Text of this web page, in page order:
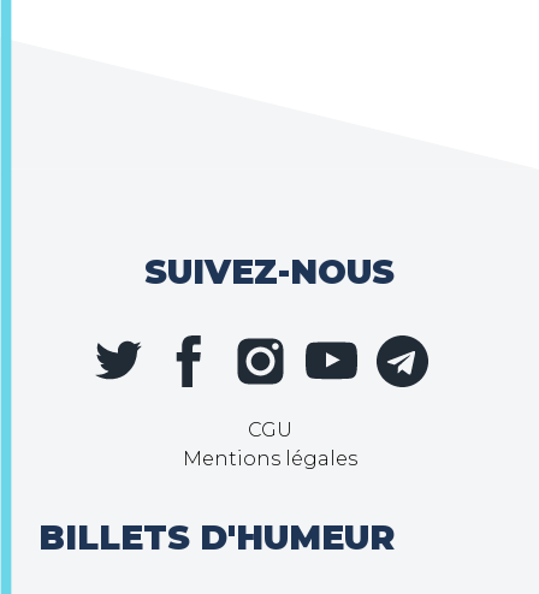
SUIVEZ-NOUS
CGU
Mentions légales
BILLETS D'HUMEUR